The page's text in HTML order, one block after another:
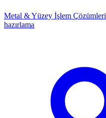
Metal & Yüzey İşlem Çözümleri
hazırlama